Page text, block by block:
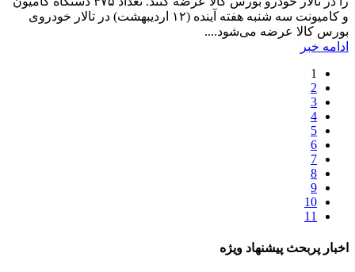
و کامیونت سه شنبه هفته آینده (۱۲ اردیبهشت) در تالار خودروی
بورس کالا عرضه می‌شود....
ادامه خبر
1
2
3
4
5
6
7
8
9
10
11
اخبار پربحث پیشنهاد ویژه